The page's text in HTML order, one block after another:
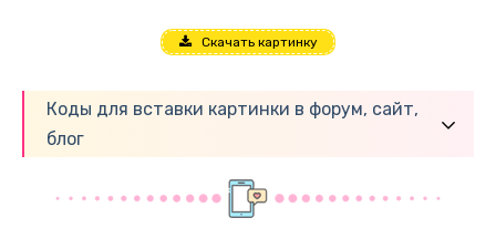
Скачать картинку
Коды для вставки картинки в форум, сайт,
блог